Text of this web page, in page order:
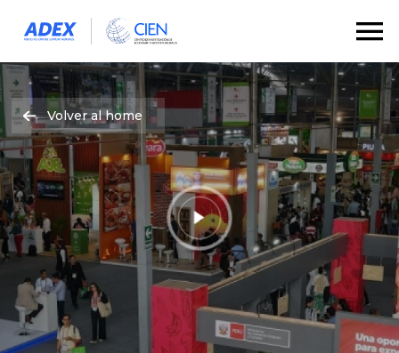
Volver al home